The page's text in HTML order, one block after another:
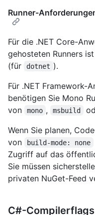
Runner-
Für die .NET Core-
gehosteten Runners
(für
dotnet ).
Für .NET Framework-
benötigen Sie Mono
von
mono , msbuild
Wenn Sie planen,
von
build-mode: none
Zugriff auf das
Sie müssen
privaten NuGet-Feed
C#-